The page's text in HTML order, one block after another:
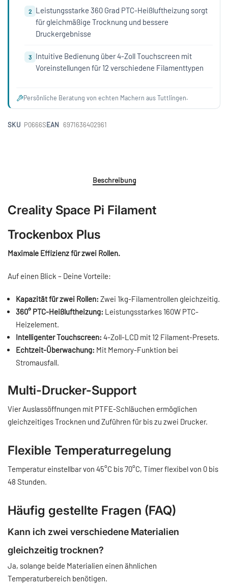
2
Leistungsstarke 360 Grad PTC-Heißluftheizung sorgt
für gleichmäßige Trocknung und bessere
Druckergebnisse
3
Intuitive Bedienung über 4-Zoll Touchscreen mit
Voreinstellungen für 12 verschiedene Filamenttypen
Persönliche Beratung von echten Machern aus Tuttlingen.
SKU P0666SEAN 6971636402961
Beschreibung
Creality Space Pi Filament
Trockenbox Plus
Maximale Effizienz für zwei Rollen.
Auf einen Blick – Deine Vorteile:
Kapazität für zwei Rollen: Zwei 1kg-Filamentrollen gleichzeitig.
360° PTC-Heißluftheizung: Leistungsstarkes 160W PTC-
Heizelement.
Intelligenter Touchscreen: 4-Zoll-LCD mit 12 Filament-Presets.
Echtzeit-Überwachung: Mit Memory-Funktion bei
Stromausfall.
Multi-Drucker-Support
Vier Auslassöffnungen mit PTFE-Schläuchen ermöglichen
gleichzeitiges Trocknen und Zuführen für bis zu zwei Drucker.
Flexible Temperaturregelung
Temperatur einstellbar von 45°C bis 70°C, Timer flexibel von 0 bis
48 Stunden.
Häufig gestellte Fragen (FAQ)
Kann ich zwei verschiedene Materialien
gleichzeitig trocknen?
Ja, solange beide Materialien einen ähnlichen
Temperaturbereich benötigen.